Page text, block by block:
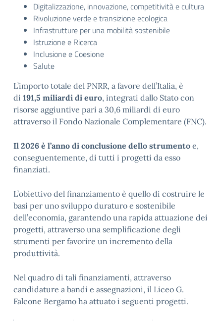
Digitalizzazione, innovazione, competitività e cultura
Rivoluzione verde e transizione ecologica
Infrastrutture per una mobilità sostenibile
Istruzione e Ricerca
Inclusione e Coesione
Salute
L’importo totale del PNRR, a favore dell’Italia, è
di 191,5 miliardi di euro, integrati dallo Stato con
risorse aggiuntive pari a 30,6 miliardi di euro
attraverso il Fondo Nazionale Complementare (FNC).
Il 2026 è l’anno di conclusione dello strumento e,
conseguentemente, di tutti i progetti da esso
finanziati.
L’obiettivo del finanziamento è quello di costruire le
basi per uno sviluppo duraturo e sostenibile
dell’economia, garantendo una rapida attuazione dei
progetti, attraverso una semplificazione degli
strumenti per favorire un incremento della
produttività.
Nel quadro di tali finanziamenti, attraverso
candidature a bandi e assegnazioni, il Liceo G.
Falcone Bergamo ha attuato i seguenti progetti.